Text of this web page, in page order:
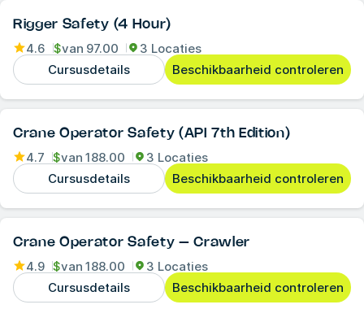
Rigger Safety (4 Hour)
4.6 $van 97.00
3 Locaties
Cursusdetails
Beschikbaarheid controleren
Crane Operator Safety (API 7th Edition)
4.7 $van 188.00
3 Locaties
Cursusdetails
Beschikbaarheid controleren
Crane Operator Safety – Crawler
4.9 $van 188.00
3 Locaties
Cursusdetails
Beschikbaarheid controleren